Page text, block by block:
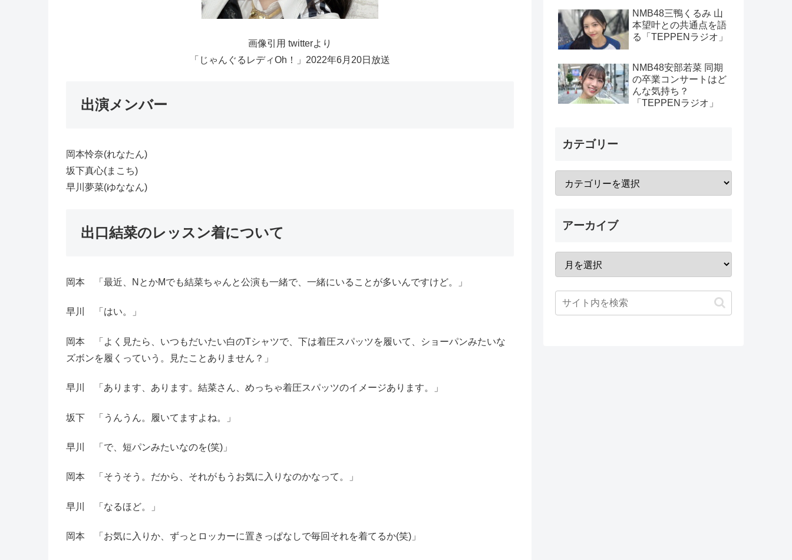
画像引用 twitterより
「じゃんぐるレディOh！」2022年6月20日放送
出演メンバー
岡本怜奈(れなたん)
坂下真心(まこち)
早川夢菜(ゆななん)
出口結菜のレッスン着について
岡本 「最近、NとかMでも結菜ちゃんと公演も一緒で、一緒にいることが多いんですけど。」
早川 「はい。」
岡本 「よく見たら、いつもだいたい白のTシャツで、下は着圧スパッツを履いて、ショーパンみたいな
ズボンを履くっていう。見たことありません？」
早川 「あります、あります。結菜さん、めっちゃ着圧スパッツのイメージあります。」
坂下 「うんうん。履いてますよね。」
早川 「で、短パンみたいなのを(笑)」
岡本 「そうそう。だから、それがもうお気に入りなのかなって。」
早川 「なるほど。」
岡本 「お気に入りか、ずっとロッカーに置きっぱなしで毎回それを着てるか(笑)」
NMB48三鴨くるみ 山
本望叶との共通点を語
る「TEPPENラジオ」
NMB48安部若菜 同期
の卒業コンサートはど
んな気持ち？
「TEPPENラジオ」
カテゴリー
アーカイブ